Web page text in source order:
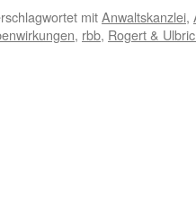
mitAnwaltskanzlei,
, rbb, Rogert &